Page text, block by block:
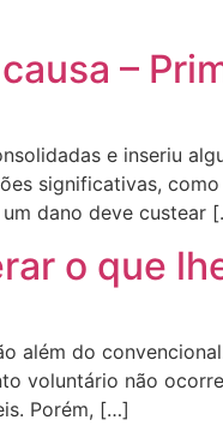
–
e inseriu
significativas,
dano deve custear
o que
além do
voluntário não
Porém, […]